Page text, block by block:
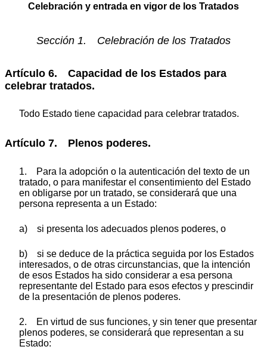
Celebración y entrada en vigor de los Tratados
Sección 1. Celebración de los Tratados
Artículo 6. Capacidad de los Estados para
celebrar tratados.
Todo Estado tiene capacidad para celebrar tratados.
Artículo 7. Plenos poderes.
1. Para la adopción o la autenticación del texto de un
tratado, o para manifestar el consentimiento del Estado
en obligarse por un tratado, se considerará que una
persona representa a un Estado:
a) si presenta los adecuados plenos poderes, o
b) si se deduce de la práctica seguida por los Estados
interesados, o de otras circunstancias, que la intención
de esos Estados ha sido considerar a esa persona
representante del Estado para esos efectos y prescindir
de la presentación de plenos poderes.
2. En virtud de sus funciones, y sin tener que presentar
plenos poderes, se considerará que representan a su
Estado: